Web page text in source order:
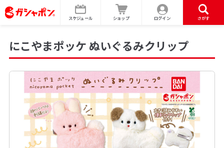
スケジュール ショップ ログイン さがす
にこやまポッケ ぬいぐるみクリップ